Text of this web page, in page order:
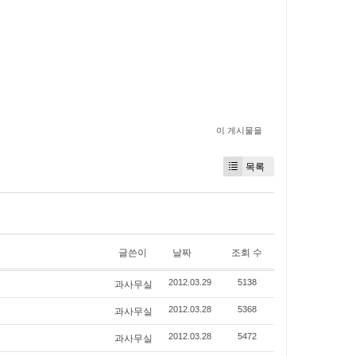
이 게시물을
목록
글쓴이 날짜 조회 수
과사무실 2012.03.29 5138
과사무실 2012.03.28 5368
과사무실 2012.03.28 5472